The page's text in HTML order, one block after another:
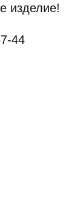
изделие!
44